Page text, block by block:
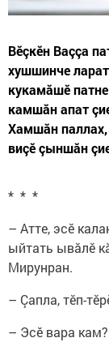
Вӗçкӗн Ваççа
хушшинче
кукамăшӗ
камшăн апат
Хамшăн
виçӗ çыншăн
* * *
– Атте, эсӗ
ыйтать ывăлӗ
Мирунран.
– Çапла, тӗп-
– Эсӗ вара кам?